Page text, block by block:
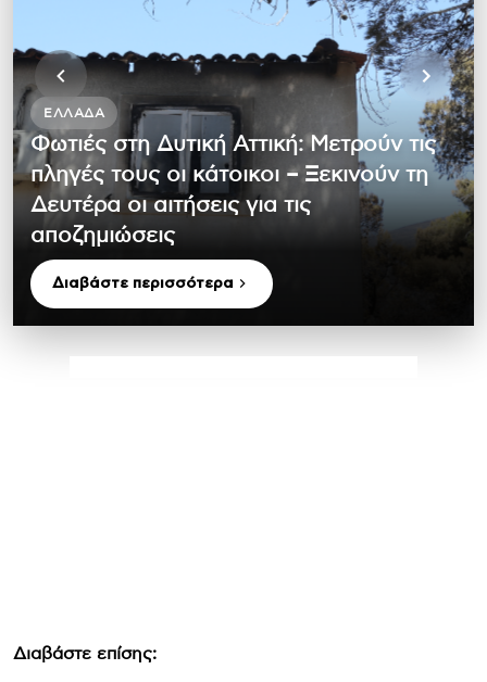
ΕΛΛΆΔΑ
Φωτιές στη Δυτική Αττική: Μετρούν τις
πληγές τους οι κάτοικοι – Ξεκινούν τη
Δευτέρα οι αιτήσεις για τις
αποζημιώσεις
Διαβάστε περισσότερα
Διαβάστε επίσης: